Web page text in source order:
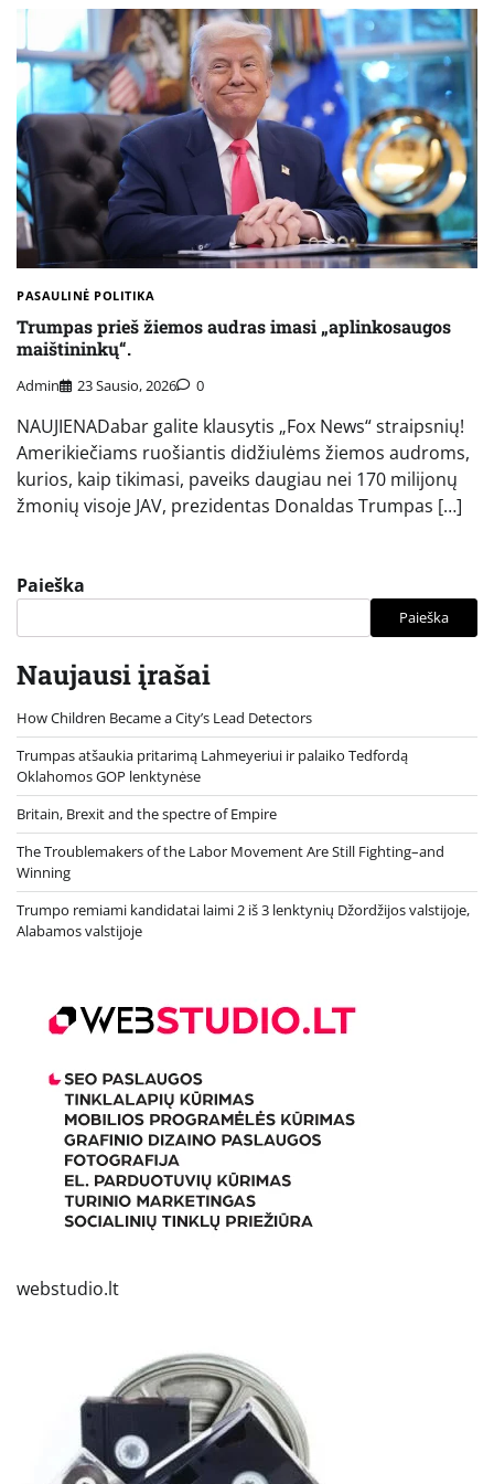
PASAULINĖ POLITIKA
Trumpas prieš žiemos audras imasi „aplinkosaugos
maištininkų“.
Admin 23 Sausio, 2026 0
NAUJIENADabar galite klausytis „Fox News“ straipsnių!
Amerikiečiams ruošiantis didžiulėms žiemos audroms,
kurios, kaip tikimasi, paveiks daugiau nei 170 milijonų
žmonių visoje JAV, prezidentas Donaldas Trumpas […]
Paieška
Paieška
Naujausi įrašai
How Children Became a City’s Lead Detectors
Trumpas atšaukia pritarimą Lahmeyeriui ir palaiko Tedfordą
Oklahomos GOP lenktynėse
Britain, Brexit and the spectre of Empire
The Troublemakers of the Labor Movement Are Still Fighting–and
Winning
Trumpo remiami kandidatai laimi 2 iš 3 lenktynių Džordžijos valstijoje,
Alabamos valstijoje
webstudio.lt